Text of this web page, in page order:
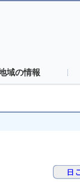
域の情報